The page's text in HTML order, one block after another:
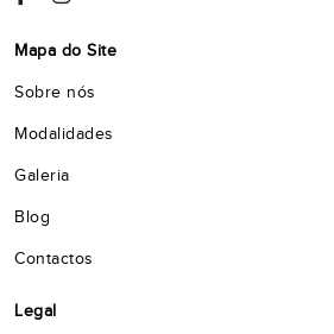
Mapa do Site
Sobre nós
Modalidades
Galeria
Blog
Contactos
Legal